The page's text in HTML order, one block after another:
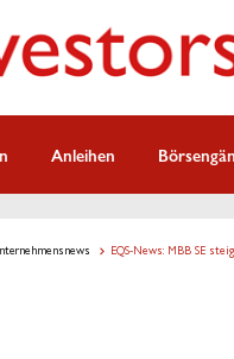
Anleihen
EQS-News: MBB SE